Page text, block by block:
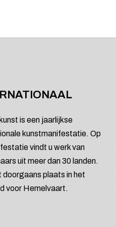
is een jaarlijkse
kunstmanifestatie. Op
vindt u werk van
uit meer dan 30 landen.
doorgaans plaats in het
voor Hemelvaart.